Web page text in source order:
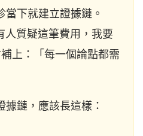
下就建立證據鏈。
人質疑這筆費用，我要
上：「每一個論點都需
鏈，應該長這樣：